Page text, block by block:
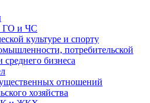
ГО и ЧС
культуре и спорту
потребительской
бизнеса
отношений
хозяйства